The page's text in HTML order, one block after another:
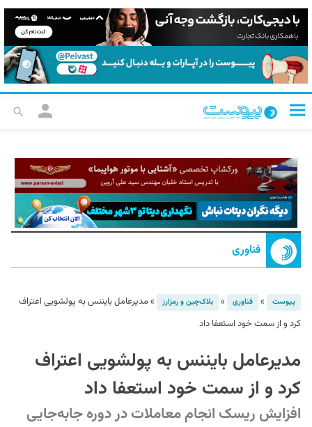
فناوری
پیوست » فناوری » بلاک‌چین و رمزارز »مدیرعامل بایننس به پولشویی اعتراف
کرد و از سمت خود استعفا داد
مدیرعامل بایننس به پولشویی اعتراف
کرد و از سمت خود استعفا داد
افزایش ریسک انجام معاملات در دوره جابه‌جایی